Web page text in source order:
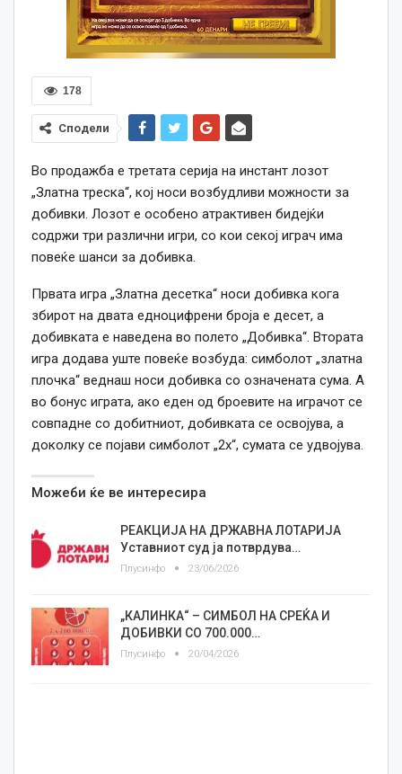
178
Сподели
Во продажба е третата серија на инстант лозот
„Златна треска“, кој носи возбудливи можности за
добивки. Лозот е особено атрактивен бидејќи
содржи три различни игри, со кои секој играч има
повеќе шанси за добивка.
Првата игра „Златна десетка“ носи добивка кога
збирот на двата едноцифрени броја е десет, а
добивката е наведена во полето „Добивка“. Втората
игра додава уште повеќе возбуда: симболот „златна
плочка“ веднаш носи добивка со означената сума. А
во бонус играта, ако еден од броевите на играчот се
совпадне со добитниот, добивката се освојува, а
доколку се појави симболот „2x“, сумата се удвојува.
Можеби ќе ве интересира
РЕАКЦИЈА НА ДРЖАВНА ЛОТАРИЈА
Уставниот суд ја потврдува…
Плусинфо 23/06/2026
„КАЛИНКА“ – СИМБОЛ НА СРЕЌА И
ДОБИВКИ СО 700.000…
Плусинфо 20/04/2026